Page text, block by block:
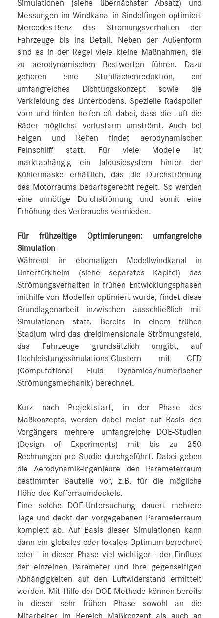
Simulationen (siehe übernächster Absatz) und
Messungen im Windkanal in Sindelfingen optimiert
Mercedes‑Benz das Strömungsverhalten der
Fahrzeuge bis ins Detail. Neben der Außenform
sind es in der Regel viele kleine Maßnahmen, die
zu aerodynamischen Bestwerten führen. Dazu
gehören eine Stirnflächenreduktion, ein
umfangreiches Dichtungskonzept sowie die
Verkleidung des Unterbodens. Spezielle Radspoiler
vorn und hinten helfen oft dabei, dass die Luft die
Räder möglichst verlustarm umströmt. Auch bei
Felgen und Reifen findet aerodynamischer
Feinschliff statt. Für viele Modelle ist
marktabhängig ein Jalousiesystem hinter der
Kühlermaske erhältlich, das die Durchströmung
des Motorraums bedarfsgerecht regelt. So werden
eine unnötige Durchströmung und somit eine
Erhöhung des Verbrauchs vermieden.
Für frühzeitige Optimierungen: umfangreiche
Simulation
Während im ehemaligen Modellwindkanal in
Untertürkheim (siehe separates Kapitel) das
Strömungsverhalten in frühen Entwicklungsphasen
mithilfe von Modellen optimiert wurde, findet diese
Grundlagenarbeit inzwischen ausschließlich mit
Simulationen statt. Bereits in einem frühen
Stadium wird das dreidimensionale Strömungsfeld,
das Fahrzeuge grundsätzlich umgibt, auf
Hochleistungssimulations-Clustern mit CFD
(Computational Fluid Dynamics/numerischer
Strömungsmechanik) berechnet.
Kurz nach Projektstart, in der Phase des
Maßkonzepts, werden dabei meist auf Basis des
Vorgängers mehrere umfangreiche DOE-Studien
(Design of Experiments) mit bis zu 250
Rechnungen pro Studie durchgeführt. Dabei geben
die Aerodynamik-Ingenieure den Parameterraum
bestimmter Bauteile vor, z.B. für die mögliche
Höhe des Kofferraumdeckels.
Eine solche DOE-Untersuchung dauert mehrere
Tage und deckt den vorgegebenen Parameterraum
komplett ab. Auf Basis dieser Simulationen kann
dann ein globales oder lokales Optimum berechnet
oder - in dieser Phase viel wichtiger - der Einfluss
der einzelnen Parameter und ihre gegenseitigen
Abhängigkeiten auf den Luftwiderstand ermittelt
werden. Mit Hilfe der DOE-Methode können bereits
in dieser sehr frühen Phase sowohl an die
Mitarbeiter im Bereich Maßkonzept als auch an